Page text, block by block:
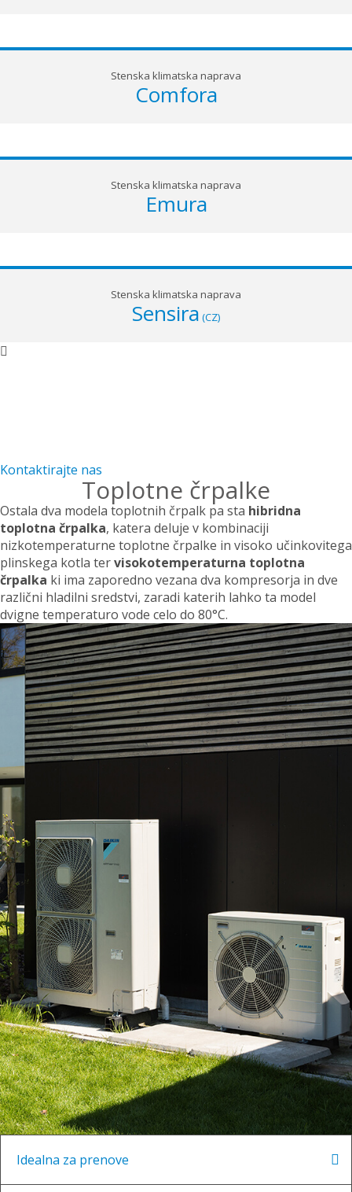
Stenska klimatska naprava
Comfora
Stenska klimatska naprava
Emura
Stenska klimatska naprava
Sensira (CZ)
Kontaktirajte nas
Toplotne črpalke
Ostala dva modela toplotnih črpalk pa sta hibridna
toplotna črpalka, katera deluje v kombinaciji
nizkotemperaturne toplotne črpalke in visoko učinkovitega
plinskega kotla tervisokotemperaturna toplotna
črpalka ki ima zaporedno vezana dva kompresorja in dve
različni hladilni sredstvi, zaradi katerih lahko ta model
dvigne temperaturo vode celo do 80°C.
Idealna za prenove